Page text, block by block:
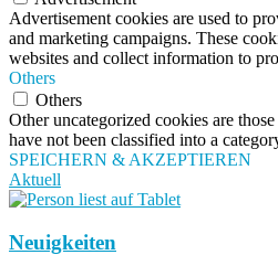
Advertisement cookies are used to
and marketing campaigns. These
websites and collect information to
Others
Others
Other uncategorized cookies are
have not been classified into a
SPEICHERN & AKZEPTIEREN
Aktuell
Neuigkeiten